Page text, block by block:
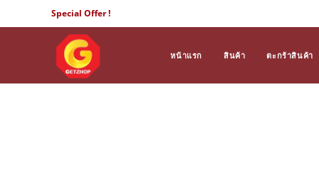
to
Special Offer !
หน้าแรก สินค้า ตะกร้าสินค้า